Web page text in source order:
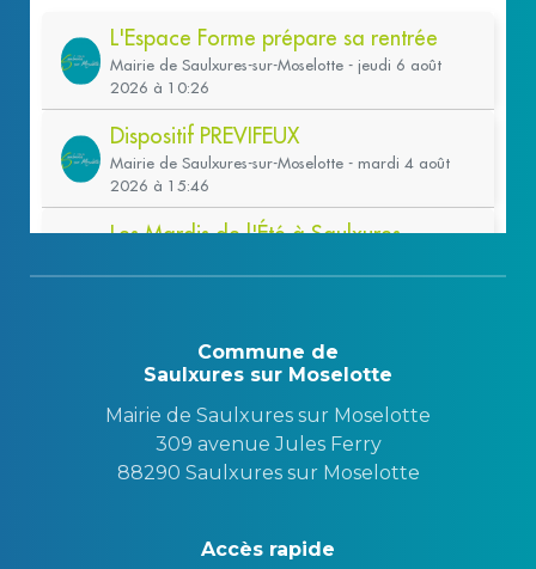
Commune de
Saulxures sur Moselotte
Mairie de Saulxures sur Moselotte
309 avenue Jules Ferry
88290 Saulxures sur Moselotte
Accès rapide